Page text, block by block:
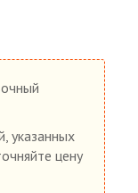
указанных
цену